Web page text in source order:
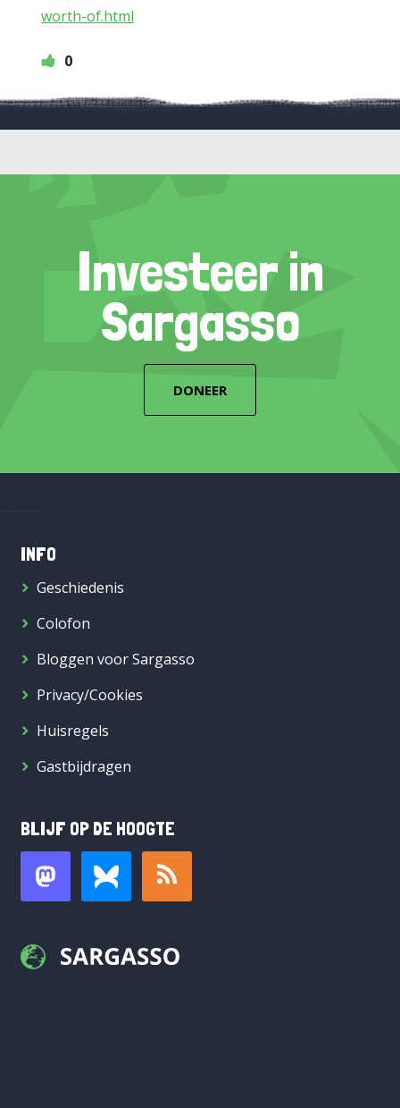
worth-of.html
0
Investeer in
Sargasso
DONEER
INFO
Geschiedenis
Colofon
Bloggen voor Sargasso
Privacy/Cookies
Huisregels
Gastbijdragen
BLIJF OP DE HOOGTE